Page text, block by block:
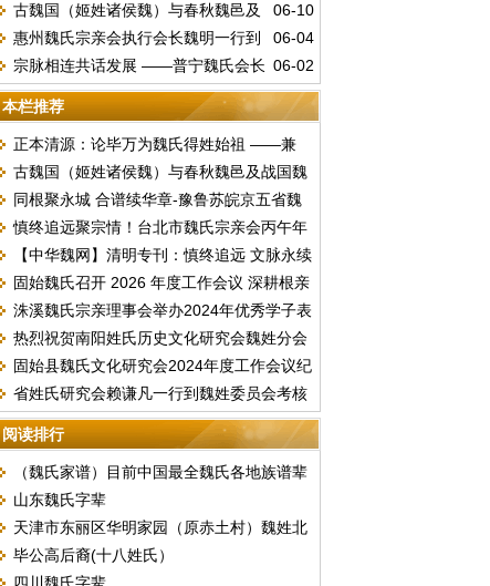
榜题名。
06-10
古魏国（姬姓诸侯魏）与春秋魏邑及
战国魏国的文明嬗变
06-04
惠州魏氏宗亲会执行会长魏明一行到
访总会汇报工作并交流《唐台魏氏谱志》编
撰事宜
06-02
宗脉相连共话发展 ——普宁魏氏会长
魏李锦赴中山海洲开展宗亲座谈
本栏推荐
正本清源：论毕万为魏氏得姓始祖 ——兼
驳“古魏公族为源”说
古魏国（姬姓诸侯魏）与春秋魏邑及战国魏
国的文明嬗变
同根聚永城 合谱续华章-豫鲁苏皖京五省魏
氏文化联谊暨合谱研讨盛会顺利落幕
慎终追远聚宗情！台北市魏氏宗亲会丙午年
春季祭祖暨换届选举圆满举行
【中华魏网】清明专刊：慎终追远 文脉永续
文明祭祖倡议书
固始魏氏召开 2026 年度工作会议 深耕根亲
文化擘画发展新篇
洙溪魏氏宗亲理事会举办2024年优秀学子表
彰大会
热烈祝贺南阳姓氏历史文化研究会魏姓分会
2024续谱推进会圆满成功召开
固始县魏氏文化研究会2024年度工作会议纪
要
省姓氏研究会赖谦凡一行到魏姓委员会考核
2023年度工作
阅读排行
（魏氏家谱）目前中国最全魏氏各地族谱辈
份汇总
山东魏氏字辈
天津市东丽区华明家园（原赤土村）魏姓北
门字号排序
毕公高后裔(十八姓氏）